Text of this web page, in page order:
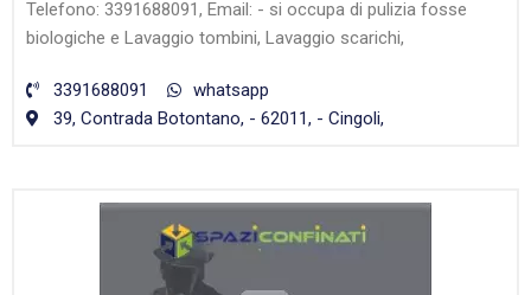
Telefono: 3391688091, Email: - si occupa di pulizia fosse
biologiche e Lavaggio tombini, Lavaggio scarichi,
3391688091
whatsapp
39, Contrada Botontano, - 62011, - Cingoli,